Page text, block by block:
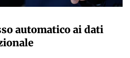
automatico ai dati